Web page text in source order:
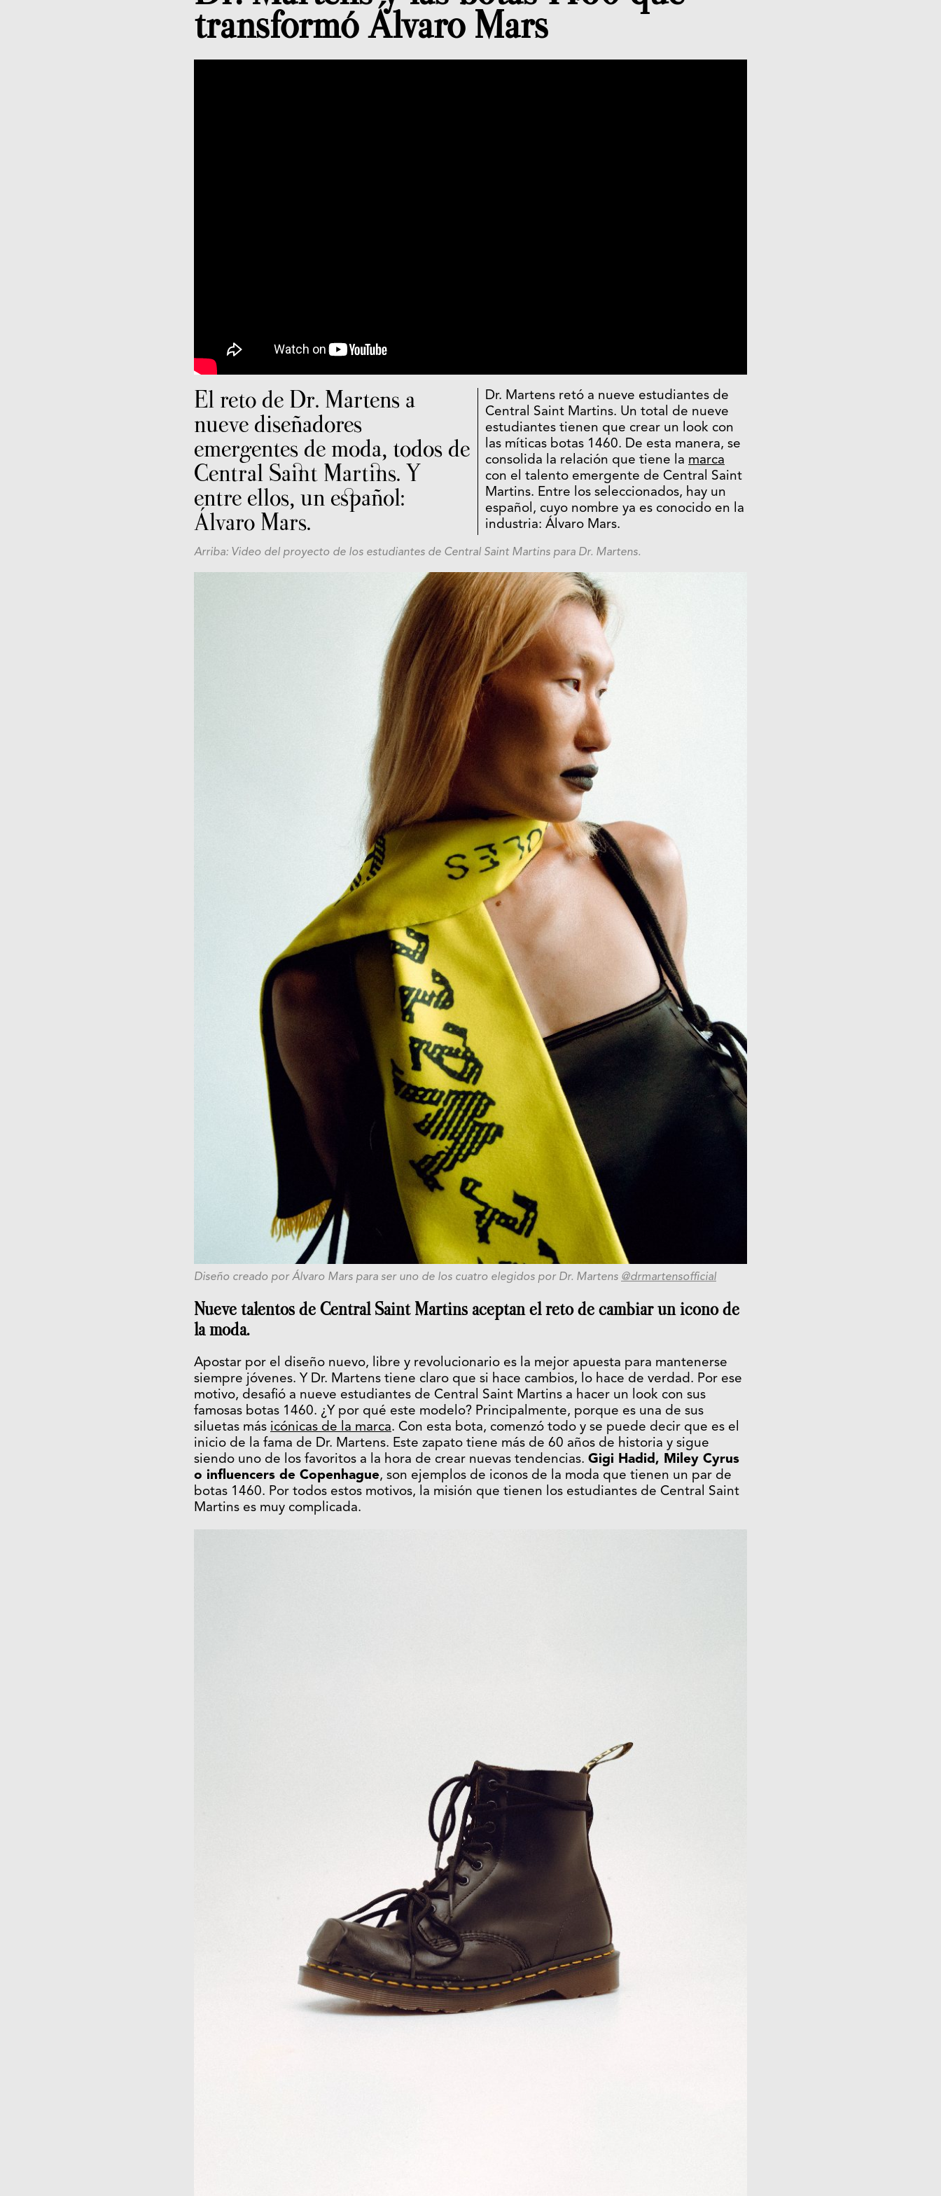
transformó Álvaro Mars
El reto de Dr. Martens a
nueve diseñadores
emergentes de moda, todos de
Central Saint Martins. Y
entre ellos, un español:
Álvaro Mars.
Dr. Martens retó a nueve estudiantes de
Central Saint Martins. Un total de nueve
estudiantes tienen que crear un look con
las míticas botas 1460. De esta manera, se
consolida la relación que tiene la marca
con el talento emergente de Central Saint
Martins. Entre los seleccionados, hay un
español, cuyo nombre ya es conocido en la
industria: Álvaro Mars.
Arriba: Video del proyecto de los estudiantes de Central Saint Martins para Dr. Martens.
Diseño creado por Álvaro Mars para ser uno de los cuatro elegidos por Dr. Martens @drmartensofficial
Nueve talentos de Central Saint Martins aceptan el reto de cambiar un icono de
la moda.
Apostar por el diseño nuevo, libre y revolucionario es la mejor apuesta para mantenerse
siempre jóvenes. Y Dr. Martens tiene claro que si hace cambios, lo hace de verdad. Por ese
motivo, desafió a nueve estudiantes de Central Saint Martins a hacer un look con sus
famosas botas 1460. ¿Y por qué este modelo? Principalmente, porque es una de sus
siluetas más icónicas de la marca. Con esta bota, comenzó todo y se puede decir que es el
inicio de la fama de Dr. Martens. Este zapato tiene más de 60 años de historia y sigue
siendo uno de los favoritos a la hora de crear nuevas tendencias. Gigi Hadid, Miley Cyrus
o influencers de Copenhague, son ejemplos de iconos de la moda que tienen un par de
botas 1460. Por todos estos motivos, la misión que tienen los estudiantes de Central Saint
Martins es muy complicada.